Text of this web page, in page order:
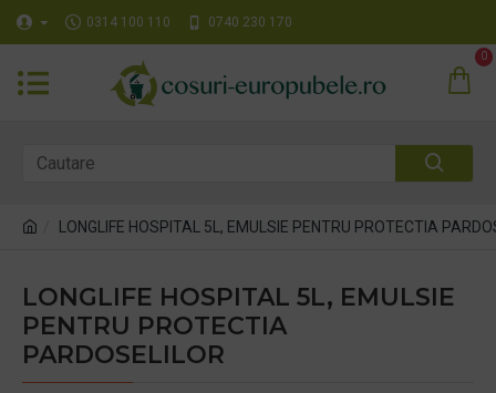
0314 100 110 0740 230 170
0
LONGLIFE HOSPITAL 5L, EMULSIE PENTRU PROTECTIA
LONGLIFE HOSPITAL 5L, EMULSIE
PENTRU PROTECTIA
PARDOSELILOR